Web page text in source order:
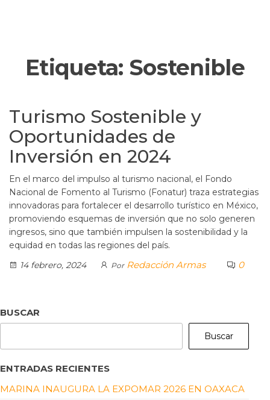
Etiqueta: Sostenible
Turismo Sostenible y
Oportunidades de
Inversión en 2024
En el marco del impulso al turismo nacional, el Fondo
Nacional de Fomento al Turismo (Fonatur) traza estrategias
innovadoras para fortalecer el desarrollo turístico en México,
promoviendo esquemas de inversión que no solo generen
ingresos, sino que también impulsen la sostenibilidad y la
equidad en todas las regiones del país.
14 febrero, 2024
Por Redacción Armas 0
BUSCAR
Buscar
ENTRADAS RECIENTES
MARINA INAUGURA LA EXPOMAR 2026 EN OAXACA